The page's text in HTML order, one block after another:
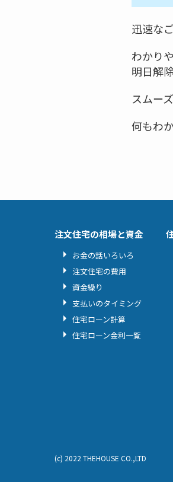
迅速な
わかり
明日解
スムー
何もわ
注文住宅の相場と資金
お金の話いろいろ
注文住宅の費用
資金繰り
支払いのタイミング
住宅ローン計算
住宅ローン金利一覧
(c) 2022 THEHOUSE CO.,LTD